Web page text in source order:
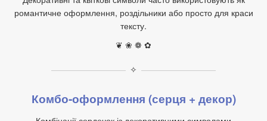
романтичне оформлення, роздільники або просто для краси
тексту.
❦ ❀ ❁ ✿
✧
Комбо‑оформлення (серця + декор)